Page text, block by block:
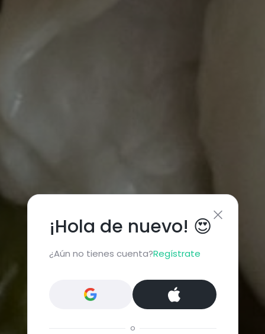
¡Hola de nuevo! 😍
¿Aún no tienes cuenta?Regístrate
o